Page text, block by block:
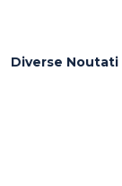
Diverse Noutati